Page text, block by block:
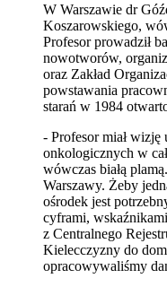
W Warszawie dr
Koszarowskiego,
Profesor prowadził
nowotworów,
oraz Zakład
powstawania
starań w 1984
- Profesor miał
onkologicznych w
wówczas białą
Warszawy. Żeby
ośrodek jest
cyframi,
z Centralnego
Kielecczyzny do
opracowywaliśmy